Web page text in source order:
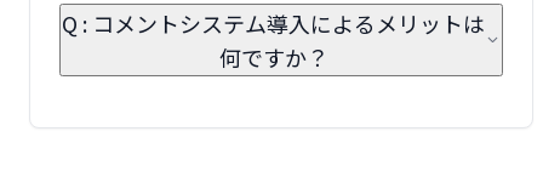
Q : コメントシステム導入によるメリットは
何ですか？